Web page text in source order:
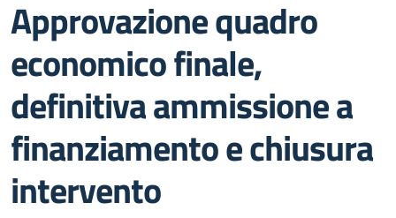
Approvazione quadro
economico finale,
definitiva ammissione a
finanziamento e chiusura
intervento